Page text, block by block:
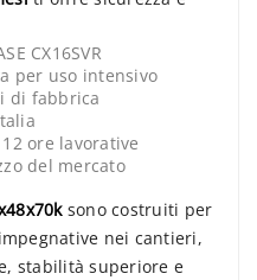
CX16SVR
per uso intensivo
di fabbrica
ore lavorative
del mercato
sono costruiti per
nei cantieri,
stabilità superiore e